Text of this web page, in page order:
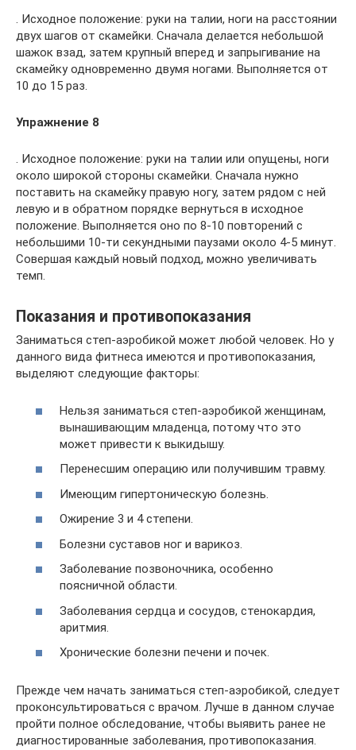
. Исходное положение: руки на талии, ноги на расстоянии
двух шагов от скамейки. Сначала делается небольшой
шажок взад, затем крупный вперед и запрыгивание на
скамейку одновременно двумя ногами. Выполняется от
10 до 15 раз.
Упражнение 8
. Исходное положение: руки на талии или опущены, ноги
около широкой стороны скамейки. Сначала нужно
поставить на скамейку правую ногу, затем рядом с ней
левую и в обратном порядке вернуться в исходное
положение. Выполняется оно по 8-10 повторений с
небольшими 10-ти секундными паузами около 4-5 минут.
Совершая каждый новый подход, можно увеличивать
темп.
Показания и противопоказания
Заниматься степ-аэробикой может любой человек. Но у
данного вида фитнеса имеются и противопоказания,
выделяют следующие факторы:
Нельзя заниматься степ-аэробикой женщинам,
вынашивающим младенца, потому что это
может привести к выкидышу.
Перенесшим операцию или получившим травму.
Имеющим гипертоническую болезнь.
Ожирение 3 и 4 степени.
Болезни суставов ног и варикоз.
Заболевание позвоночника, особенно
поясничной области.
Заболевания сердца и сосудов, стенокардия,
аритмия.
Хронические болезни печени и почек.
Прежде чем начать заниматься степ-аэробикой, следует
проконсультироваться с врачом. Лучше в данном случае
пройти полное обследование, чтобы выявить ранее не
диагностированные заболевания, противопоказания.